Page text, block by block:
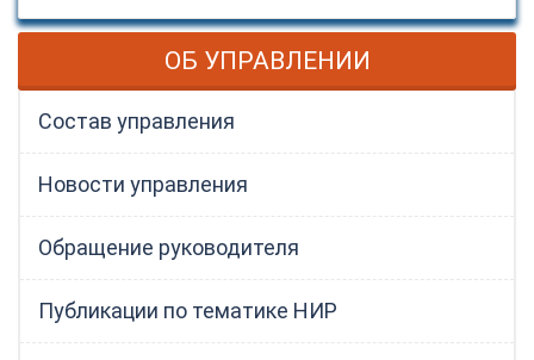
ОБ УПРАВЛЕНИИ
Состав управления
Новости управления
Обращение руководителя
Публикации по тематике НИР